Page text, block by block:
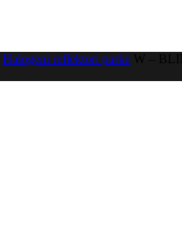
Halogeni reflektori parke W –